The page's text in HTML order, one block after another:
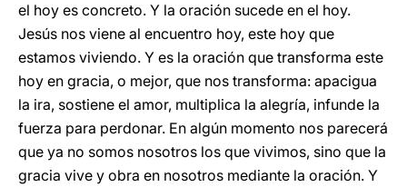
el hoy es concreto. Y la oración sucede en el hoy.
Jesús nos viene al encuentro hoy, este hoy que
estamos viviendo. Y es la oración que transforma este
hoy en gracia, o mejor, que nos transforma: apacigua
la ira, sostiene el amor, multiplica la alegría, infunde la
fuerza para perdonar. En algún momento nos parecerá
que ya no somos nosotros los que vivimos, sino que la
gracia vive y obra en nosotros mediante la oración. Y